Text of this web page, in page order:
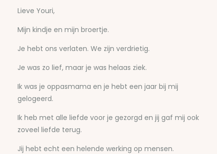
Lieve Youri,
Mijn kindje en mijn broertje.
Je hebt ons verlaten. We zijn verdrietig.
Je was zo lief, maar je was helaas ziek.
Ik was je oppasmama en je hebt een jaar bij mij
gelogeerd.
Ik heb met alle liefde voor je gezorgd en jij gaf mij ook
zoveel liefde terug.
Jij hebt echt een helende werking op mensen.